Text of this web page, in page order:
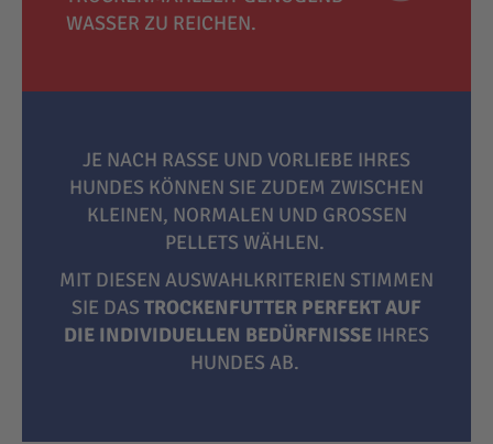
WASSER ZU REICHEN.
JE NACH RASSE UND VORLIEBE IHRES
HUNDES KÖNNEN SIE ZUDEM ZWISCHEN
KLEINEN, NORMALEN UND GROSSEN P
ELLETS WÄHLEN.
MIT DIESEN AUSWAHLKRITERIEN STIMMEN
SIE DAS TROCKENFUTTER PERFEKT AUF
DIE INDIVIDUELLEN BEDÜRFNISSE IHRES
HUNDES AB.